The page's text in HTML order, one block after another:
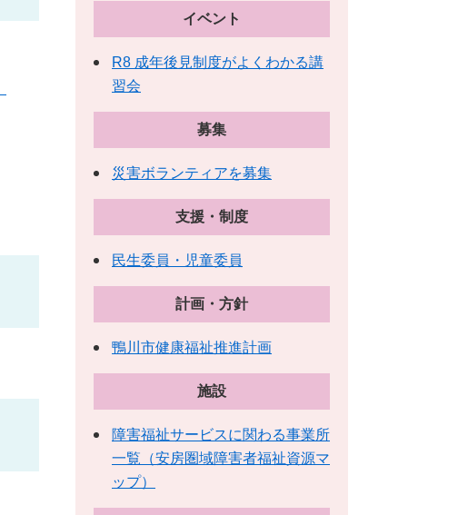
イベント
R8 成年後見制度がよくわかる講
習会
募集
災害ボランティアを募集
支援・制度
民生委員・児童委員
計画・方針
鴨川市健康福祉推進計画
施設
障害福祉サービスに関わる事業所
一覧（安房圏域障害者福祉資源マ
ップ）